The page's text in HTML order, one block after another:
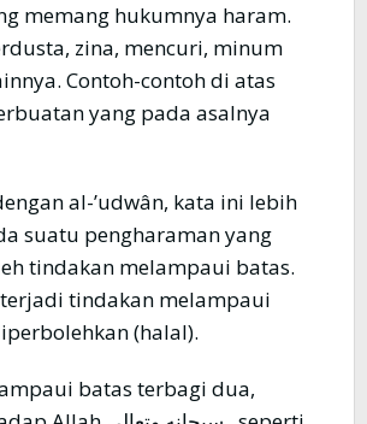
memang hukumnya haram.
zina, mencuri, minum
Contoh-contoh di atas
yang pada asalnya
al-’udwân, kata ini lebih
suatu pengharaman yang
tindakan melampaui batas.
tindakan melampaui
(halal).
batas terbagi dua,